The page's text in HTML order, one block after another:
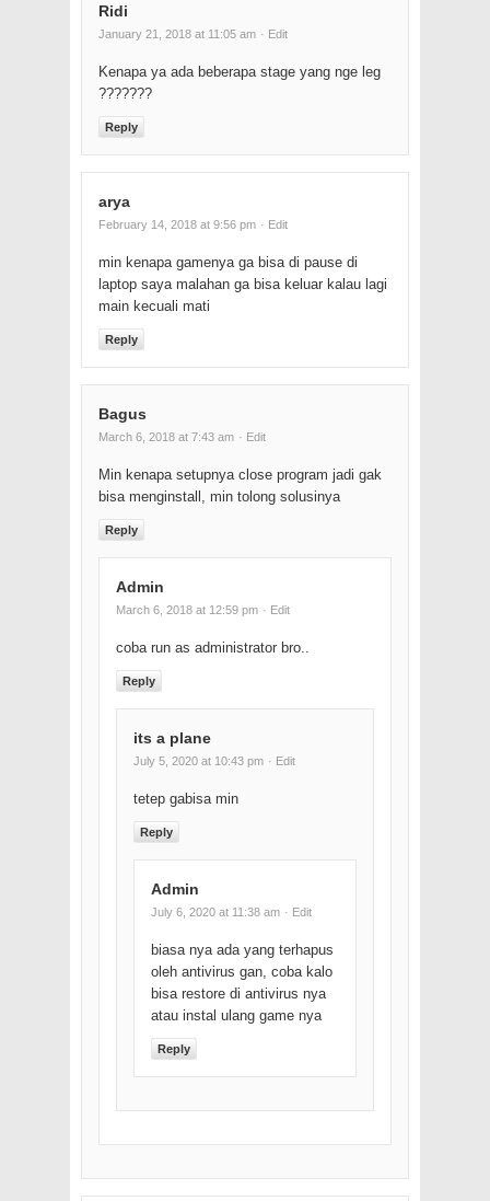
Ridi
January 21, 2018 at 11:05 am · Edit
Kenapa ya ada beberapa stage yang nge leg
???????
Reply
arya
February 14, 2018 at 9:56 pm · Edit
min kenapa gamenya ga bisa di pause di
laptop saya malahan ga bisa keluar kalau lagi
main kecuali mati
Reply
Bagus
March 6, 2018 at 7:43 am · Edit
Min kenapa setupnya close program jadi gak
bisa menginstall, min tolong solusinya
Reply
Admin
March 6, 2018 at 12:59 pm · Edit
coba run as administrator bro..
Reply
its a plane
July 5, 2020 at 10:43 pm · Edit
tetep gabisa min
Reply
Admin
July 6, 2020 at 11:38 am · Edit
biasa nya ada yang terhapus
oleh antivirus gan, coba kalo
bisa restore di antivirus nya
atau instal ulang game nya
Reply